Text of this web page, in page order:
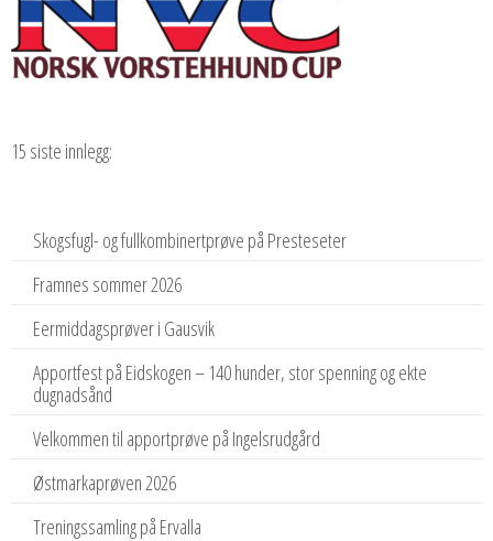
15 siste innlegg:
Skogsfugl- og fullkombinertprøve på Presteseter
Framnes sommer 2026
Eermiddagsprøver i Gausvik
Apportfest på Eidskogen – 140 hunder, stor spenning og ekte
dugnadsånd
Velkommen til apportprøve på Ingelsrudgård
Østmarkaprøven 2026
Treningssamling på Ervalla